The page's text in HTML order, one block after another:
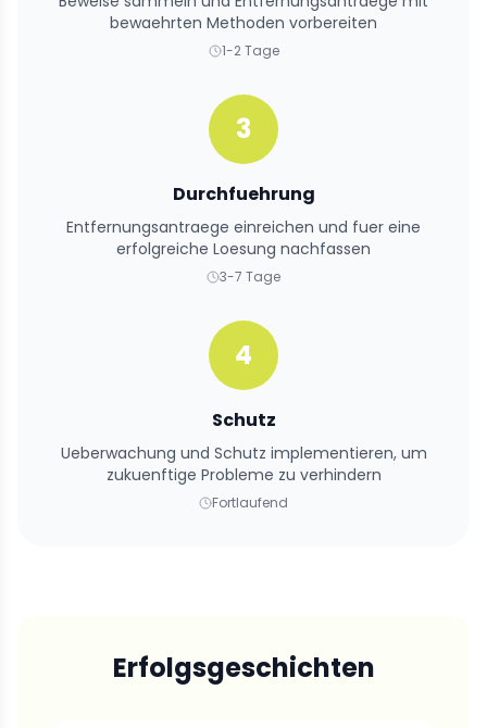
bewaehrten Methoden vorbereiten
1-2 Tage
3
Durchfuehrung
Entfernungsantraege einreichen und fuer eine
erfolgreiche Loesung nachfassen
3-7 Tage
4
Schutz
Ueberwachung und Schutz implementieren, um
zukuenftige Probleme zu verhindern
Fortlaufend
Erfolgsgeschichten